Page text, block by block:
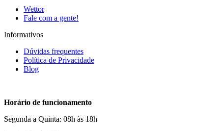
Wettor
Fale com a gente!
Informativos
Dúvidas frequentes
Política de Privacidade
Blog
Horário de funcionamento
Segunda a Quinta: 08h às 18h